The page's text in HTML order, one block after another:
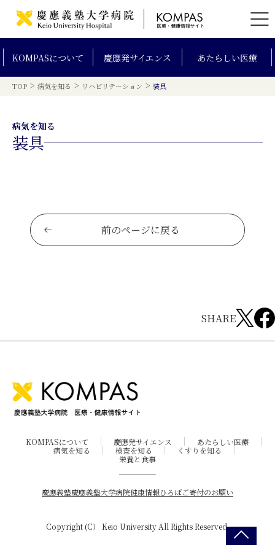
KOMPASについて 慶應発サイエンス あたらしい医療
TOP > 病気を知る > リハビリテーション > 装具
病気を知る
装具
前のページに戻る
SHARE
KOMPASについて 慶應発サイエンス
あたらしい医療
病気を知る
検査を知る
くすりを知る
栄養と食事
慶應義塾慶應義塾大学病院健康情報ひろばご寄付のお願い
Copyright (C） Keio University All Rights Reserved.